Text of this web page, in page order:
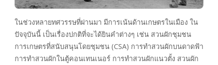
ในช่วงหลายทศวรรษที่ผ่านมา มีการเน้นด้านเกษตรในเมือง ใน
ปัจจุบันนี้ เป็นเรื่องปกติที่จะได้ยินคำต่างๆ เช่น สวนผักชุมชน
การเกษตรที่สนับสนุนโดยชุมชน (CSA) การทำสวนผักบนดาดฟ้า
การทำสวนผักในตู้คอนเทนเนอร์ การทำสวนผักแนวตั้ง สวนผัก